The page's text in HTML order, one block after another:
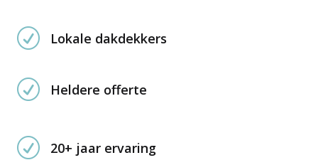
R Lokale dakdekkers
R Heldere offerte
R 20+ jaar ervaring